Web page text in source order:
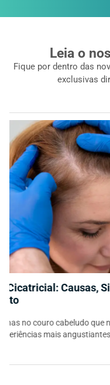
Leia o
Fique por dentro das
exclusivas
Cabelo Ralo e
Perceber os fios cada
visível ou o rabo de